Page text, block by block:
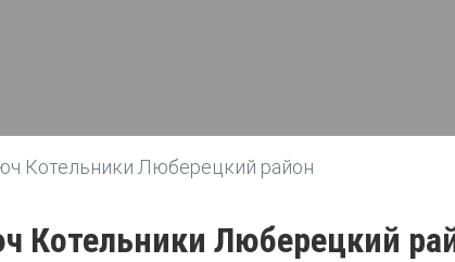
Котельники Люберецкий район
Котельники Люберецкий